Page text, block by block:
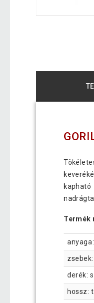
Termék
derék:
hossz: